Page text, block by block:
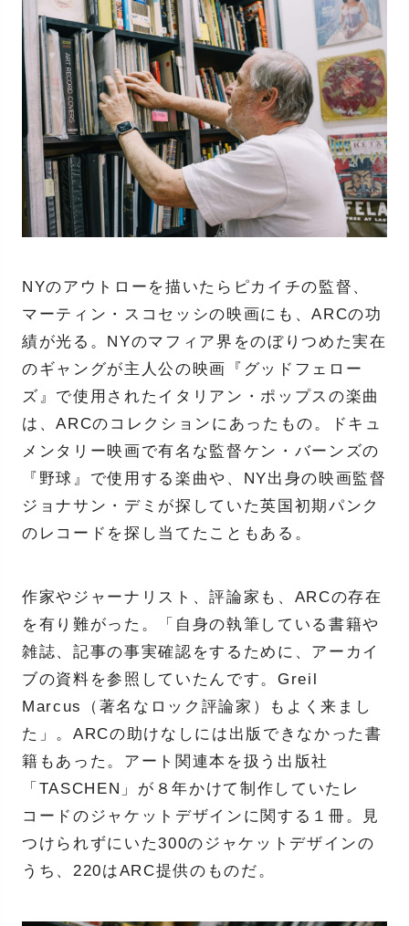
NYのアウトローを描いたらピカイチの監督、
マーティン・スコセッシの映画にも、ARCの功
績が光る。NYのマフィア界をのぼりつめた実在
のギャングが主人公の映画『グッドフェロー
ズ』で使用されたイタリアン・ポップスの楽曲
は、ARCのコレクションにあったもの。ドキュ
メンタリー映画で有名な監督ケン・バーンズの
『野球』で使用する楽曲や、NY出身の映画監督
ジョナサン・デミが探していた英国初期パンク
のレコードを探し当てたこともある。
作家やジャーナリスト、評論家も、ARCの存在
を有り難がった。「自身の執筆している書籍や
雑誌、記事の事実確認をするために、アーカイ
ブの資料を参照していたんです。Greil
Marcus（著名なロック評論家）もよく来まし
た」。ARCの助けなしには出版できなかった書
籍もあった。アート関連本を扱う出版社
「TASCHEN」が８年かけて制作していたレ
コードのジャケットデザインに関する１冊。見
つけられずにいた300のジャケットデザインの
うち、220はARC提供のものだ。